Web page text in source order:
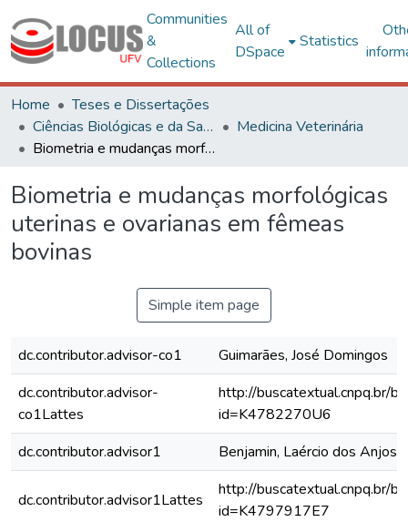
Communities
&
Collections
All of
DSpace
Statistics
Home
Teses e Dissertações
Ciências Biológicas e da Saúde
Medicina Veterinária
Biometria e mudanças morfológicas uterinas e ovarianas em fêmeas bovinas
Biometria e mudanças morfológicas
uterinas e ovarianas em fêmeas
bovinas
Simple item page
dc.contributor.advisor-co1
Guimarães, José Domingos
dc.contributor.advisor-
co1Lattes
http://buscatextual.cnpq.br/
id=K4782270U6
dc.contributor.advisor1
Benjamin, Laércio dos Anjos
dc.contributor.advisor1Lattes
http://buscatextual.cnpq.br/
id=K4797917E7